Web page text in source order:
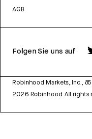
AGB
Folgen Sie uns auf
Robinhood Markets, Inc.,
2026 Robinhood. All rights